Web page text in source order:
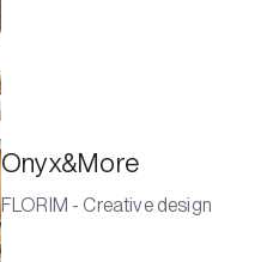
Onyx&More
FLORIM - Creative design